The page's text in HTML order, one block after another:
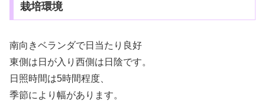
栽培環境
南向きベランダで日当たり良好
東側は日が入り西側は日陰です。
日照時間は5時間程度、
季節により幅があります。